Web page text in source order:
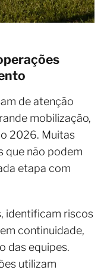
de atenção
mobilização,
2026. Muitas
que não podem
etapa com
identificam riscos
continuidade,
das equipes.
utilizam